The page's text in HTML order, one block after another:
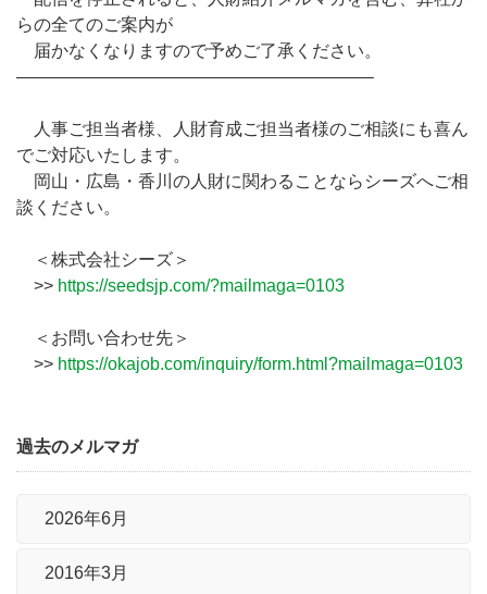
らの全てのご案内が
届かなくなりますので予めご了承ください。
————————————————————–
人事ご担当者様、人財育成ご担当者様のご相談にも喜ん
でご対応いたします。
岡山・広島・香川の人財に関わることならシーズへご相
談ください。
＜株式会社シーズ＞
>> https://seedsjp.com/?mailmaga=0103
＜お問い合わせ先＞
>> https://okajob.com/inquiry/form.html?mailmaga=0103
過去のメルマガ
2026年6月
2016年3月